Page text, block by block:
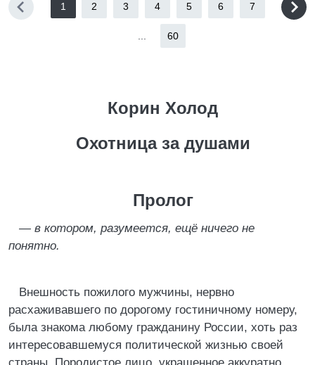
1 2 3 4 5 6 7
60
Корин Холод
Охотница за душами
Пролог
— в котором, разумеется, ещё ничего не
понятно.
Внешность пожилого мужчины, нервно
расхаживавшего по дорогому гостиничному номеру,
была знакома любому гражданину России, хоть раз
интересовавшемуся политической жизнью своей